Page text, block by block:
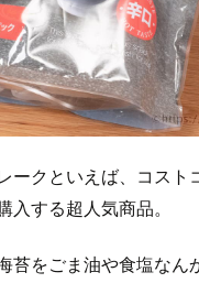
ークといえば、コスト
入する超人気商品。
苔をごま油や食塩なん